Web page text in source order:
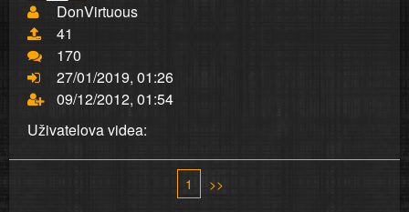
DonVirtuous
41
170
27/01/2019, 01:26
09/12/2012, 01:54
Uživatelova videa:
1 >>